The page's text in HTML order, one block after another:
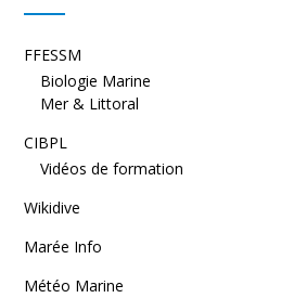
FFESSM
Biologie Marine
Mer & Littoral
CIBPL
Vidéos de formation
Wikidive
Marée Info
Météo Marine